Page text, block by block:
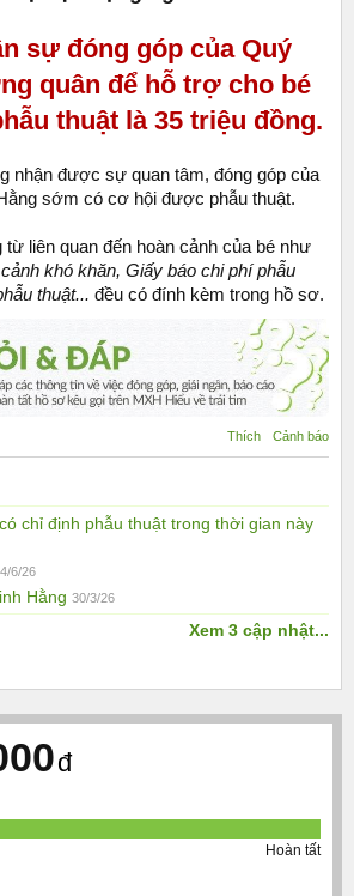
sự đóng góp của Quý
quân để hỗ trợ cho bé
thuật là 35 triệu đồng.
nhận được sự quan tâm, đóng góp của
sớm có cơ hội được phẫu thuật.
liên quan đến hoàn cảnh của bé như
khó khăn, Giấy báo chi phí phẫu
thuật... đều có đính kèm trong hồ sơ.
Thích Cảnh báo
chỉ định phẫu thuật trong thời gian này
6/26
Hằng 30/3/26
Xem 3 cập nhật...
đ
Hoàn tất